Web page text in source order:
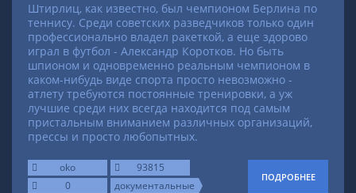
Штирлиц, как известно, был чемпионом Берлина по
теннису. Среди советских разведчиков только один
профессионально владел ракеткой, а еще здорово
играл в футбол - Александр Коротков. Но быть
шпионом и одновременно реальным чемпионом в
каком-нибудь виде спорта просто невозможно -
атлету требуются постоянные тренировки, а уж
лучшие среди них всегда находится под самым
пристальным вниманием различных организаций,
прессы и просто любопытных.
oko
93815
0
документальные
ПОДРОБНЕЕ